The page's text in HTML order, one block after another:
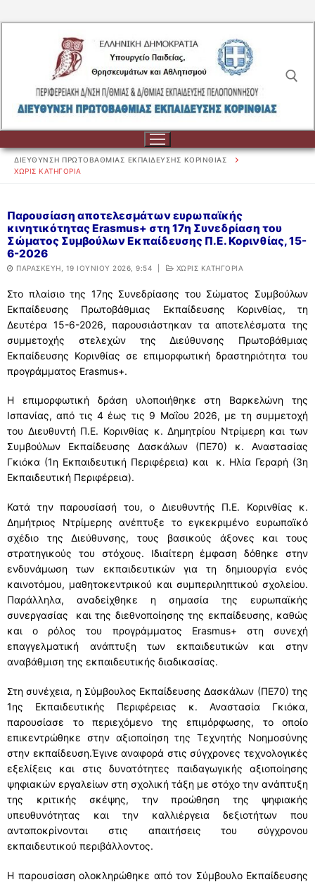
περιεχόμενο
Αναζήτηση για:
Αναζήτηση
για:
ΔΙΟΙΚΗΣΗ
ΟΡΓΑΝΟΓΡΑΜΜΑ
ΔΙΕΥΘΥΝΤΗΣ
ΠΥΣΠΕ
ΣΧΟΛΕΙΑ
ΧΩΡΟΤΑΞΙΚΗ ΚΑΤΑΝΟΜΗ
ΧΩΡΟΤΑΞΙΚΗ ΚΑΤΑΝΟΜΗ
e-ΧΑΡΤΗΣ
ΠΕΡΙΦΕΡΕΙΕΣ ΣΧΟΛΕΙΩΝ
ΣΤΟΙΧΕΙΑ ΣΧΟΛΙΚΩΝ ΜΟΝΑΔΩΝ
ΣΤΟΙΧΕΙΑ ΣΧΟΛΙΚΩΝ ΜΟΝΑΔΩΝ
ΟΜΑΔΕΣ ΣΧΟΛΕΙΩΝ
ΚΑΤΗΓΟΡΙΕΣ ΜΟΡΙΑ
ΟΡΓΑΝΙΚΟΤΗΤΑ ΣΧΟΛΙΚΩΝ ΜΟΝΑΔΩΝ
ΙΔΡΥΜΕΝΟ ΤΜΗΜΑ ΕΝΤΑΞΗΣ
ΟΡΙΣΜΟΣ ΓΙΑ ΛΕΙΤΟΥΡΓΙΑ ΔΥΕΠ
ΔΥΝΑΤΟΤΗΤΑ ΙΔΡΥΣΗΣ Τ.Υ. ΖΕΠ
ΔΙΕΥΘΥΝΣΕΙΣ-ΤΗΛΕΦΩΝΑ ΣΧΟΛΕΙΩΝ
ΣΥΜΒΟΥΛΟΙ ΕΚΠΑΙΔΕΥΣΗΣ
ΙΔΙΩΤΙΚΗ ΕΚΠΑΙΔΕΥΣΗ
ΕΚΔΡΟΜΕΣ
ΕΚΔΡΟΜΕΣ
ΝΟΜΟΘΕΣΙΑ
ΠΡΟΣΚΛΗΣΗ ΕΚΔΗΛΩΣΗΣ ΕΝΔΙΑΦΕΡΟΝΤΟΣ
ΤΑΞΙΔΙΩΤΙΚΩΝ ΓΡΑΦΕΙΩΝ
ΣΥΧΝΕΣ ΕΡΩΤΗΣΕΙΣ ΓΙΑ ΙΔΙΩΤΙΚΗ ΕΚΠΑΙΔΕΥΣΗ –
ΕΚΔΡΟΜΕΣ
ΣΧΟΛΙΚΗ ΚΟΛΥΜΒΗΣΗ
MYSCHOOL
ΕΚΠΑΙΔΕΥΤΙΚΟΙ
ΕΚΠΑΙΔΕΥΤΙΚΟΙ
ΠΡΟΣΛΗΨΕΙΣ – ΔΙΟΡΙΣΜΟΙ
ΑΝΑΠΛΗΡΩΤΕΣ
ΤΟΠΟΘΕΤΗΣΕΙΣ
ΜΕΤΑΘΕΣΕΙΣ
ΑΠΟΣΠΑΣΕΙΣ
ΥΠΕΡΑΡΙΘΜΙΕΣ
ΝΟΜΟΘΕΣΙΑ
ΑΙΤΗΣΕΙΣ
ΣΥΧΝΕΣ ΕΡΩΤΗΣΕΙΣ
ΜΕΛΕΤΕΣ – ΔΡΑΣΕΙΣ
ΜΕΛΕΤΕΣ – ΔΡΑΣΕΙΣ
ΕΠΙΣΤΗΜΟΝΙΚΗ ΕΠΕΤΗΡΙΔΑ
ΚΑΙΝΟΤΟΜΕΣ ΔΡΑΣΕΙΣ
ΣΥΝΕΔΡΙΟ
ΕΠΟΠΤΡΙΑ-ΣΥΜΒΟΥΛΟΙ
ΕΠΟΠΤΡΙΑ-ΣΥΜΒΟΥΛΟΙ
ΕΠΙΜΟΡΦΩΣΕΙΣ ΕΠΟΠΤΡΙΑΣ ΠΟΙΟΤΗΤΑΣ
ΕΠΙΜΟΡΦΩΣΕΙΣ ΣΥΜΒΟΥΛΩΝ ΕΚΠΑΙΔΕΥΣΗΣ
ΣΩΜΑ ΣΥΜΒΟΥΛΩΝ ΕΚΠΑΙΔΕΥΣΗΣ
ΕΝΤΥΠΑ
ΟΙΚΟΝΟΜΙΚΑ
ΟΙΚΟΝΟΜΙΚΑ
ΜΙΣΘΟΔΟΣΙΑ
ΠΡΟΥΠΟΛΟΓΙΣΜΟΣ
ERASMUS+
ΕΠΙΚΟΙΝΩΝΙΑ
ΕΠΙΚΟΙΝΩΝΙΑ
ΕΠΙΚΟΙΝΩΝΙΑ
ΣΥΧΝΕΣ ΕΡΩΤΗΣΕΙΣ
ΣΥΧΝΕΣ ΕΡΩΤΗΣΕΙΣ
ΣΥΧΝΕΣ ΕΡΩΤΗΣΕΙΣ – ΤΜΗΜΑ ΔΙΟΙΚΗΤΙΚΟΥ
ΣΥΧΝΕΣ ΕΡΩΤΗΣΕΙΣ – ΤΜΗΜΑ ΟΙΚΟΝΟΜΙΚΟΥ
ΣΥΧΝΕΣ ΕΡΩΤΗΣΕΙΣ – ΤΜΗΜΑ ΠΡΟΣΩΠΙΚΟΥ
ΥΠΟΒΟΛΗ ΑΙΤΗΣΗΣ
ΥΠΟΒΟΛΗ ΑΙΤΗΣΗΣ ΜΕ ΛΟΓΟΤΥΠΟ ΕΣΠΑ
ΔΙΕΥΘΥΝΣΗ ΠΡΩΤΟΒΑΘΜΙΑΣ ΕΚΠΑΙΔΕΥΣΗΣ ΚΟΡΙΝΘΙΑΣ
ΧΩΡΊΣ ΚΑΤΗΓΟΡΊΑ
Παρουσίαση αποτελεσμάτων ευρωπαϊκής
κινητικότητας Erasmus+ στη 17η Συνεδρίαση του
Σώματος Συμβούλων Εκπαίδευσης Π.Ε. Κορινθίας, 15-
6-2026
ΠΑΡΑΣΚΕΥΉ, 19 ΙΟΥΝΊΟΥ 2026, 9:54 ΧΩΡΊΣ ΚΑΤΗΓΟΡΊΑ
Στο πλαίσιο της 17ης Συνεδρίασης του Σώματος Συμβούλων
Εκπαίδευσης Πρωτοβάθμιας Εκπαίδευσης Κορινθίας, τη
Δευτέρα 15-6-2026, παρουσιάστηκαν τα αποτελέσματα της
συμμετοχής στελεχών της Διεύθυνσης Πρωτοβάθμιας
Εκπαίδευσης Κορινθίας σε επιμορφωτική δραστηριότητα του
προγράμματος Erasmus+.
Η επιμορφωτική δράση υλοποιήθηκε στη Βαρκελώνη της
Ισπανίας, από τις 4 έως τις 9 Μαΐου 2026, με τη συμμετοχή
του Διευθυντή Π.Ε. Κορινθίας κ. Δημητρίου Ντρίμερη και των
Συμβούλων Εκπαίδευσης Δασκάλων (ΠΕ70) κ. Αναστασίας
Γκιόκα (1η Εκπαιδευτική Περιφέρεια) και κ. Ηλία Γεραρή (3η
Εκπαιδευτική Περιφέρεια).
Κατά την παρουσίασή του, ο Διευθυντής Π.Ε. Κορινθίας κ.
Δημήτριος Ντρίμερης ανέπτυξε το εγκεκριμένο ευρωπαϊκό
σχέδιο της Διεύθυνσης, τους βασικούς άξονες και τους
στρατηγικούς του στόχους. Ιδιαίτερη έμφαση δόθηκε στην
ενδυνάμωση των εκπαιδευτικών για τη δημιουργία ενός
καινοτόμου, μαθητοκεντρικού και συμπεριληπτικού σχολείου.
Παράλληλα, αναδείχθηκε η σημασία της ευρωπαϊκής
συνεργασίας και της διεθνοποίησης της εκπαίδευσης, καθώς
και ο ρόλος του προγράμματος Erasmus+ στη συνεχή
επαγγελματική ανάπτυξη των εκπαιδευτικών και στην
αναβάθμιση της εκπαιδευτικής διαδικασίας.
Στη συνέχεια, η Σύμβουλος Εκπαίδευσης Δασκάλων (ΠΕ70) της
1ης Εκπαιδευτικής Περιφέρειας κ. Αναστασία Γκιόκα,
παρουσίασε το περιεχόμενο της επιμόρφωσης, το οποίο
επικεντρώθηκε στην αξιοποίηση της Τεχνητής Νοημοσύνης
στην εκπαίδευση.Έγινε αναφορά στις σύγχρονες τεχνολογικές
εξελίξεις και στις δυνατότητες παιδαγωγικής αξιοποίησης
ψηφιακών εργαλείων στη σχολική τάξη με στόχο την ανάπτυξη
της κριτικής σκέψης, την προώθηση της ψηφιακής
υπευθυνότητας και την καλλιέργεια δεξιοτήτων που
ανταποκρίνονται στις απαιτήσεις του σύγχρονου
εκπαιδευτικού περιβάλλοντος.
H παρουσίαση ολοκληρώθηκε από τον Σύμβουλο Εκπαίδευσης